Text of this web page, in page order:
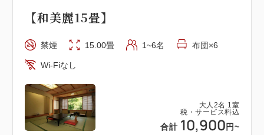
大人 2名 1 室
税・サービス料込
合計 10,900円~
【和美麗15畳】
禁煙 15.00畳 1~6名 布団×6
Wi-Fiなし